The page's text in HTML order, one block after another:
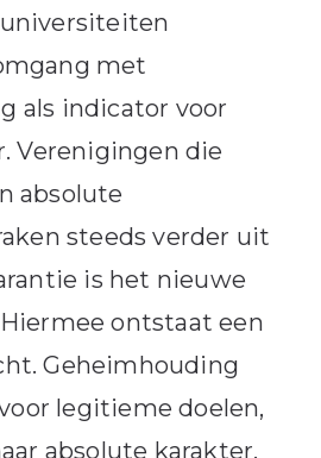
met
als indicator voor
Verenigingen die
absolute
steeds verder uit
is het nieuwe
ontstaat een
Geheimhouding
legitieme doelen,
absolute karakter.